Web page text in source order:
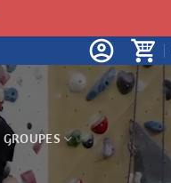
GROUPES